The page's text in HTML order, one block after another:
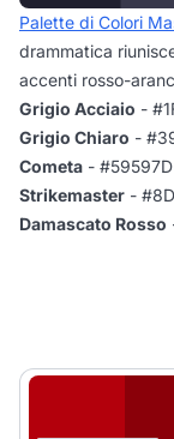
Palette di Colori
drammatica
accenti rosso-
Grigio Acciaio -
Grigio Chiaro -
Cometa - #59597D
Strikemaster -
Damascato Rosso